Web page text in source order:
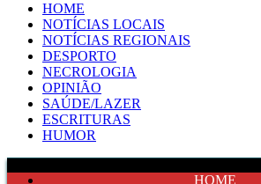
HOME
NOTÍCIAS LOCAIS
NOTÍCIAS REGIONAIS
DESPORTO
NECROLOGIA
OPINIÃO
SAÚDE/LAZER
ESCRITURAS
HUMOR
HOME